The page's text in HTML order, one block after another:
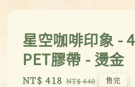
星空咖啡印象 -
PET膠帶 - 燙金
Sale
NT$ 418 Regular
NT$ 440 售完